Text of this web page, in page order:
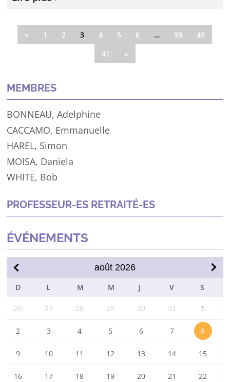
« 1 2 3 4 5 6 … 39
40
41
»
MEMBRES
BONNEAU, Adelphine
CACCAMO, Emmanuelle
HAREL, Simon
MOISA, Daniela
WHITE, Bob
PROFESSEUR-ES RETRAITÉ-ES
ÉVÉNEMENTS
août 2026
DIM LUN VEN
26 27 28 29 30 31 1
2 3 4 5 6 7 8
9 10 11 12 13 14 15
16 17 18 19 20 21 22